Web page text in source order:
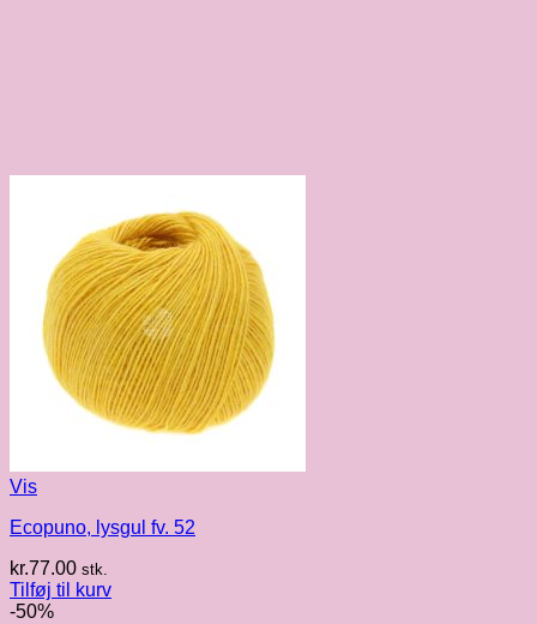
Vis
Ecopuno, lysgul fv. 52
kr.77.00 stk.
Tilføj til kurv
-50%